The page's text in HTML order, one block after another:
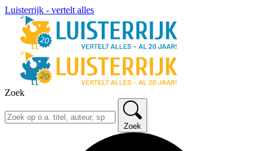
Luisterrijk - vertelt alles
Zoek
Zoek